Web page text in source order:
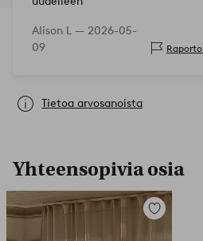
Alison L — 2026-05-
09
Raportoi
Tietoa arvosanoista
Yhteensopivia osia
Lisää